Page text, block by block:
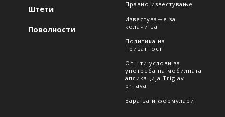
Штети
Поволности
Правно известување
Известување за
колачиња
Политика на
приватност
Општи услови за
употреба на мобилната
апликација Triglav
prijava
Барања и формулари